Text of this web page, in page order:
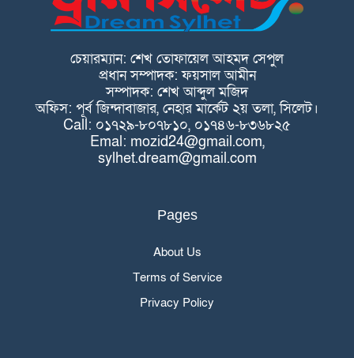
চেয়ারম্যান: শেখ তোফায়েল আহমদ সেপুল
প্রধান সম্পাদক: ফয়সাল আমীন
সম্পাদক: শেখ আব্দুল মজিদ
অফিস: পূর্ব জিন্দাবাজার, নেহার মার্কেট ২য় তলা, সিলেট।
Call: ০১৭২৯-৮০৭৮১০, ০১৭৪৬-৮৩৬৮২৫
Emal: mozid24@gmail.com,
sylhet.dream@gmail.com
Pages
About Us
Terms of Service
Privacy Policy